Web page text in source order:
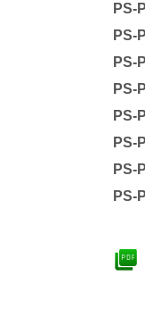
PS-
PS-
PS-
PS-
PS-
PS-
PS-
PS-